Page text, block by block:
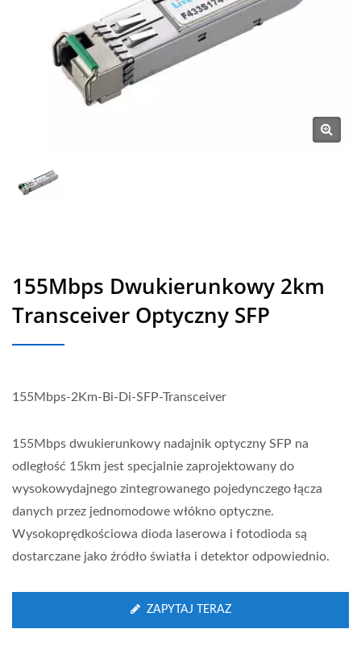
155Mbps Dwukierunkowy 2km
Transceiver Optyczny SFP
155Mbps-2Km-Bi-Di-SFP-Transceiver
155Mbps dwukierunkowy nadajnik optyczny SFP na
odległość 15km jest specjalnie zaprojektowany do
wysokowydajnego zintegrowanego pojedynczego łącza
danych przez jednomodowe włókno optyczne.
Wysokoprędkościowa dioda laserowa i fotodioda są
dostarczane jako źródło światła i detektor odpowiednio.
ZAPYTAJ TERAZ